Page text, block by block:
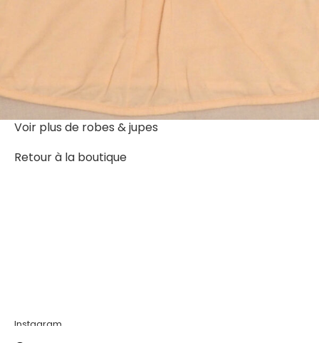
Voir plus de robes & jupes
Retour à la boutique
Instagram